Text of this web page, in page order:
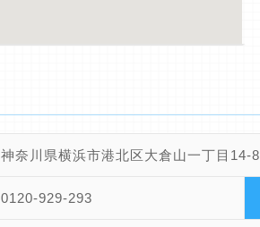
神奈川県横浜市港北区大倉山一丁目14-8
0120-929-293